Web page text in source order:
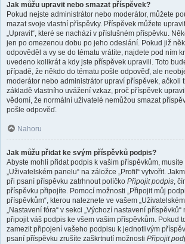
Jak můžu upravit nebo smazat příspěvek?
Pokud nejste administrátor nebo moderátor, můžete
mazat svoje vlastní příspěvky. Příspěvek můžete
„Upravit“, které se nachází v příslušném příspěvku.
jen po omezenou dobu po jeho odeslání. Pokud již
odpověděl a vy se do tématu vrátíte, najdete pod ním
uvedeno kolikrát a kdy jste příspěvek upravili. Toto
případě, že někdo do tématu pošle odpověď, ale
moderátor nebo administrátor upraví příspěvek, ačkoli
základě vlastního uvážení vzkaz, proč příspěvek
vědomí, že normální uživatelé nemůžou smazat
pošle odpověď.
Nahoru
Jak můžu přidat ke svým příspěvků podpis?
Abyste mohli přidat podpis k vašim příspěvkům,
„Uživatelském panelu“ na záložce „Profil“ vytvořit.
při psaní příspěvku zatrhnout políčko Připojit podpis,
příspěvku připojíte. Pomocí možnosti „Připojit můj
příspěvkům“, kterou naleznete ve vašem
„Nastavení fóra“ v sekci „Výchozí nastavení
připojit váš podpis ke všem vašim příspěvkům. Pokud
zamezit připojení vašeho podpisu k jednotlivým
psaní příspěvku zrušíte zaškrtnutí možnosti Připojit